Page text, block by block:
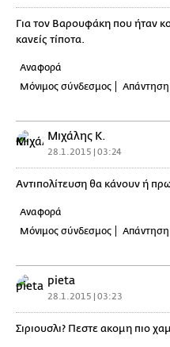
Για τον Βαρουφάκη που ήταν
κανείς τίποτα.
Αναφορά
Μόνιμος σύνδεσμος
Απάντηση
Μιχάλης Κ.
28.1.2015 | 03:24
Αντιπολίτευση θα κάνουν ή
Αναφορά
Μόνιμος σύνδεσμος
Απάντηση
pieta
28.1.2015 | 03:23
Σιριουσλι? Πεστε ακομη πιο